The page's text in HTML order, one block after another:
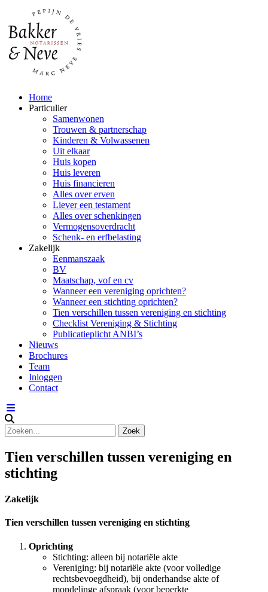
Home
Particulier
Samenwonen
Trouwen & partnerschap
Kinderen & Volwassenen
Uit elkaar
Huis kopen
Huis leveren
Huis financieren
Alles over erven
Liever een testament
Alles over schenkingen
Vermogensoverdracht
Schenk- en erfbelasting
Zakelijk
Eenmanszaak
BV
Maatschap, vof en cv
Wanneer een vereniging oprichten?
Wanneer een stichting oprichten?
Tien verschillen tussen vereniging en stichting
Checklist Vereniging & Stichting
Publicatieplicht ANBI’s
Nieuws
Brochures
Team
Inloggen
Contact
Tien verschillen tussen vereniging en
stichting
Zakelijk
Tien verschillen tussen vereniging en stichting
Oprichting
Stichting: alleen bij notariële akte
Vereniging: bij notariële akte (voor volledige
rechtsbevoegdheid), bij onderhandse akte of
mondelinge afspraak (voor beperkte